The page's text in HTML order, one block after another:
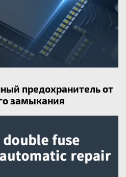
предохранитель от
замыкания